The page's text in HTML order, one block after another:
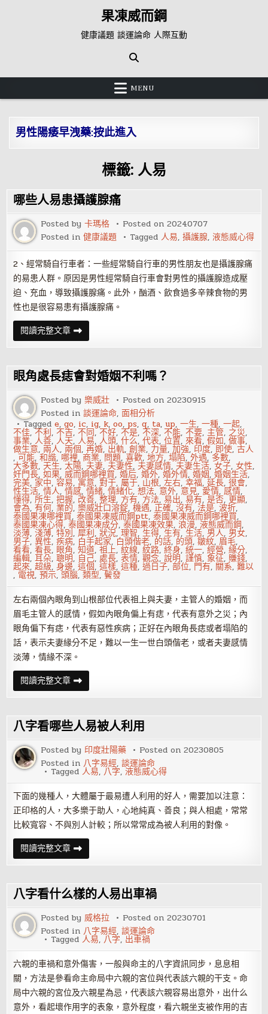
果凍威而鋼
健康議題 談運論命 人際互動
MENU
男性陽痿早洩藥:按此進入
標籤: 人易
哪些人易患攝護腺痛
Posted by卡瑪格 Posted on20240707
Posted in健康議題 Tagged人易,攝護腺,液態威心得
2、經常騎自行車者：一些經常騎自行車的男性朋友也是攝護腺痛
的易患人群。原因是男性經常騎自行車會對男性的攝護腺造成壓
迫、充血，導致攝護腺痛。此外，酗酒、飲食過多辛辣食物的男
性也是很容易患有攝護腺痛。
閱讀完整文章哪
些
人
患
攝
護
腺
痛
眼角處長痣會對婚姻不利嗎？
Posted by樂威壯 Posted on20230915
Posted in談運論命,面相分析
Taggede,go, ic, ig, k,oo, ps,q, ta,up,一生,一種,一起,
不佳,不利,不吉,不同,不好,不是,不深,不能,不要,主管, 之災,
事業,人善,人天,人易,人頭,什么,代表,位置,來看,假如,做事,
做生意, 兩人, 兩個,再婚, 出軌,創業, 力量,加強, 印度, 即使,古人
,可能,和諧, 哪裡,商業, 問題,喜歡,地方,塌陷,外遇, 多數,
大多數, 天生,太陽, 夫妻, 夫妻性, 夫妻感情,夫妻生活,女子,女性,
奸門長,如果,威而鋼哪裡買,婚后,婚外,婚外情,婚姻,婚姻生活,
完美, 家中,容易, 寓意,對于,屬于, 山根,左右,幸福,延長,很會,
性生活,情人,情感,情緒,情緒化,想法, 意外, 意見, 愛情,感情,
懂得,所生,把握, 改善,整理, 方有, 方法,易出,易有,是否, 更顯,
會為,有何, 業的,樂威壯口溶錠,機遇,正確,沒有, 法是,波折,
泰國果凍哪裡買,泰國果凍威而鋼ptt,泰國果凍威而鋼哪裡買,
泰國果凍心得,泰國果凍成分,泰國果凍效果,浪漫,液態威而鋼,
淡薄,淺薄,特別,犀利,狀況,理智,生得,生有,生活, 男人, 男女,
男子,異性,疾病, 白手起家, 白頭偕老, 的話, 的頭,皺紋,眉毛,
看看,看長, 眼角,知道,祖上,紋線,紋路,終身,統一,經營,緣分,
編輯,耳朵,聰明, 自己, 處長,表情,觀念,說明,謹慎, 象征, 賺錢,
起來,超級,身邊,這個,這樣,這種,過日子,部位, 門有, 關系,難以
, 電視,預示,頭腦,類型,鬢發
左右兩個內眼角到山根部位代表祖上與夫妻，主管人的婚姻，而
眉毛主管人的感情，假如內眼角偏上有痣，代表有意外之災；內
眼角偏下有痣，代表有惡性疾病；正好在內眼角長痣或者塌陷的
話，表示夫妻緣分不足，難以一生一世白頭偕老，或者夫妻感情
淡薄，情緣不深。
閱讀完整文章眼
角
處
痣
會
對
婚
姻
不
利
嗎？
八字看哪些人易被人利用
Posted by 印度壯陽藥 Posted on20230805
Posted in 八字易經,談運論命
Tagged人易, 八字,液態威心得
下面的幾種人，大體屬于最易遭人利用的好人，需要加以注意：
正印格的人，大多樂于助人，心地純真、善良；與人相處，常常
比較寬容、不與別人計較；所以常常成為被人利用的對像。
閱讀完整文章八
字
看
些
人
易
被
人
利
用
八字看什么樣的人易出車禍
Posted by威格拉 Posted on20230701
Posted in 八字易經,談運論命
Tagged人易, 八字, 出車禍
六親的車禍和意外傷害，一般與命主的八字資訊同步，息息相
關，方法是參看命主命局中六親的宮位與代表該六親的干支。命
局中六親的宮位及六親星為忌，代表該六親容易出意外，出什么
意外，看起壞作用字的表象，意外程度，看六親坐支被作用的吉